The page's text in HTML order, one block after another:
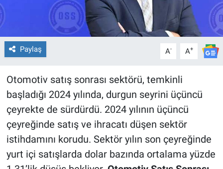
Paylaş A- A+
Otomotiv satış sonrası sektörü, temkinli
başladığı 2024 yılında, durgun seyrini üçüncü
çeyrekte de sürdürdü. 2024 yılının üçüncü
çeyreğinde satış ve ihracatı düşen sektör
istihdamını korudu. Sektör yılın son çeyreğinde
yurt içi satışlarda dolar bazında ortalama yüzde